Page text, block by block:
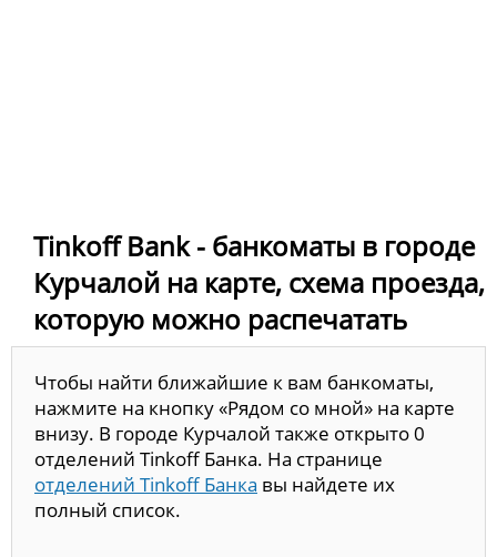
Tinkoff Bank - банкоматы в городе
Курчалой на карте, схема проезда,
которую можно распечатать
Чтобы найти ближайшие к вам банкоматы,
нажмите на кнопку «Рядом со мной» на карте
внизу. В городе Курчалой также открыто 0
отделений Tinkoff Банка. На странице
отделений Tinkoff Банка вы найдете их
полный список.